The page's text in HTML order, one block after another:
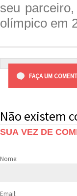
seu
olímpico em
FAÇA UM
Não existem
SUA VEZ DE
Nome:
Email: